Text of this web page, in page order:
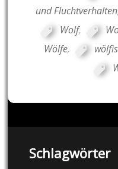
und Fluchtverhalten,
Wolf,
Wölfe,
Schlagwörter